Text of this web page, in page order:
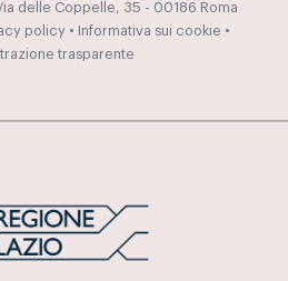
delle Coppelle, 35 - 00186 Roma
policy• Informativa sui cookie •
trasparente